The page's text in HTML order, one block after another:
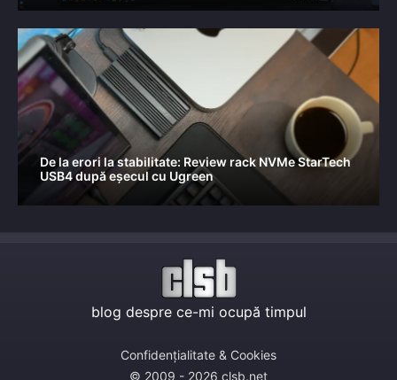
De la erori la stabilitate: Review rack NVMe StarTech
USB4 după eșecul cu Ugreen
blog despre ce-mi ocupă timpul
Confidențialitate & Cookies
© 2009 - 2026 clsb.net